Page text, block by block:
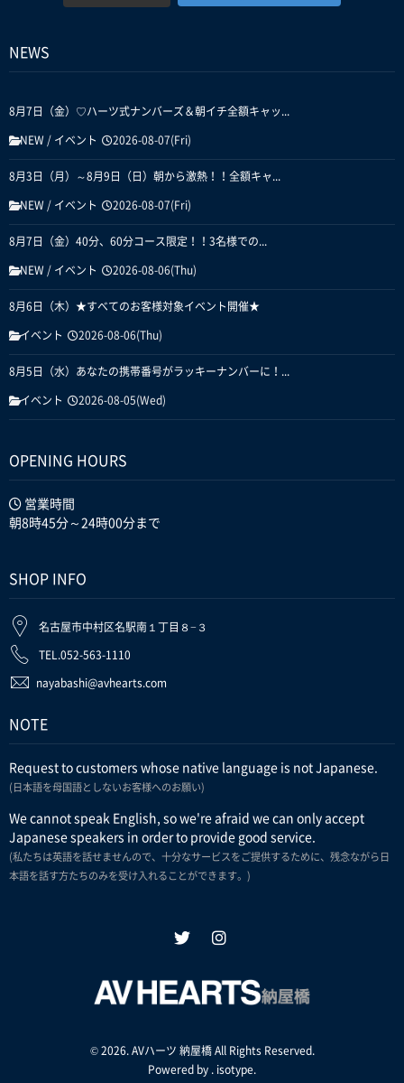
NEWS
8月7日（金）♡ハーツ式ナンバーズ＆朝イチ全額キャッ...
NEW / イベント 2026-08-07(Fri)
8月3日（月）～8月9日（日）朝から激熱！！全額キャ...
NEW / イベント 2026-08-07(Fri)
8月7日（金）40分、60分コース限定！！3名様での...
NEW / イベント 2026-08-06(Thu)
8月6日（木）★すべてのお客様対象イベント開催★
イベント 2026-08-06(Thu)
8月5日（水）あなたの携帯番号がラッキーナンバーに！...
イベント 2026-08-05(Wed)
OPENING HOURS
営業時間
朝8時45分～24時00分まで
SHOP INFO
名古屋市中村区名駅南１丁目８−３
TEL.052-563-1110
nayabashi@avhearts.com
NOTE
Request to customers whose native language is not Japanese.
(日本語を母国語としないお客様へのお願い)
We cannot speak English, so we're afraid we can only accept
Japanese speakers in order to provide good service.
(私たちは英語を話せませんので、十分なサービスをご提供するために、残念ながら日
本語を話す方たちのみを受け入れることができます。)
© 2026. AVハーツ 納屋橋 All Rights Reserved.
Powered by . isotype